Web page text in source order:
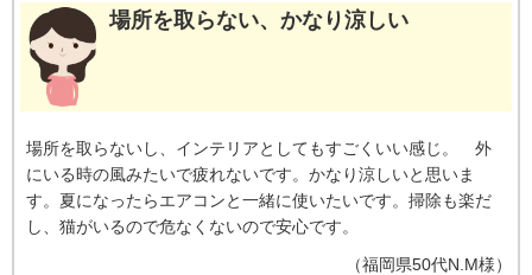
場所を取らない、かなり涼しい
場所を取らないし、インテリアとしてもすごくいい感じ。 外
にいる時の風みたいで疲れないです。かなり涼しいと思いま
す。夏になったらエアコンと一緒に使いたいです。掃除も楽だ
し、猫がいるので危なくないので安心です。
（福岡県50代N.M様）